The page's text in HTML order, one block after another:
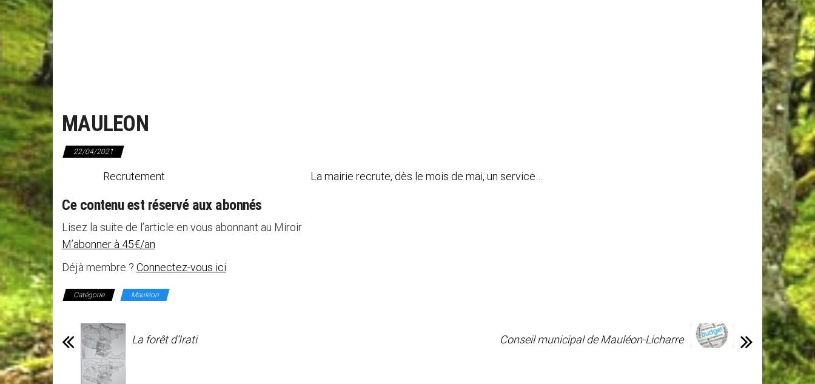
MAULEON
22/04/2021
Recrutement La mairie recrute, dès le mois de mai, un service…
Ce contenu est réservé aux abonnés
Lisez la suite de l’article en vous abonnant au Miroir
M’abonner à 45€/an
Déjà membre ? Connectez-vous ici
Catégorie Mauléon
La forêt d’Irati Conseil municipal de Mauléon-Licharre